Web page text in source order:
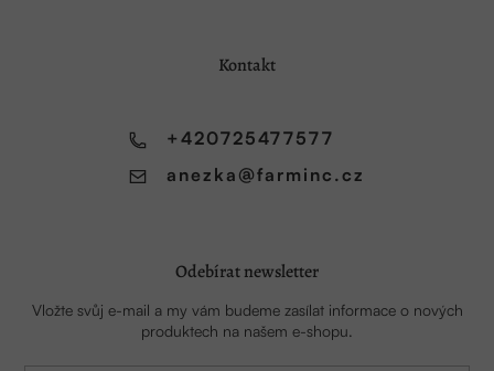
Kontakt
anezka @farminc.cz
+420725477577
Odebírat newsletter
Vložte svůj e-mail a my vám budeme zasílat informace o nových
produktech na našem e-shopu.